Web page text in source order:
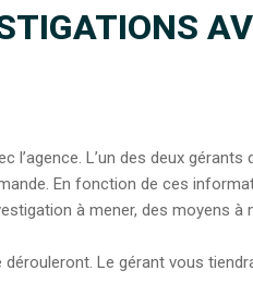
L’un des deux
En fonction de ces
à mener, des moyens
Le gérant vous